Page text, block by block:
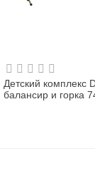
Детский комплекс
балансир и горка